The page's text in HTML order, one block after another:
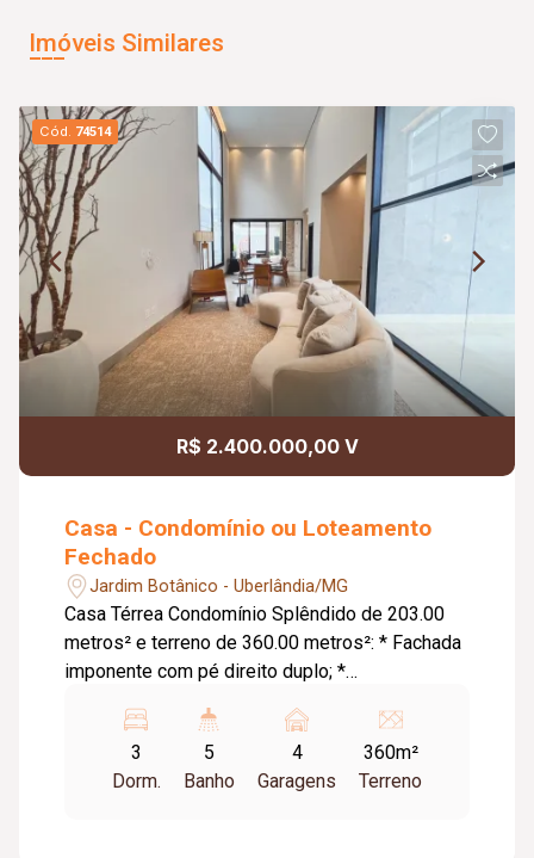
Imóveis Similares
Cód. 74514
R$ 2.400.000,00 V
Casa - Condomínio ou Loteamento
Fechado
Jardim Botânico - Uberlândia/MG
Casa Térrea Condomínio Splêndido de 203.00
metros² e terreno de 360.00 metros²: * Fachada
imponente com pé direito duplo; *
estar e Jantar com mobiliário completo e design
orgânico; * Lavabo interno que se destaca com
seu revestimento, iluminação e cuba moderna; *
3
Dorm.
5
Banho
4
Garagens
360m²
Terreno